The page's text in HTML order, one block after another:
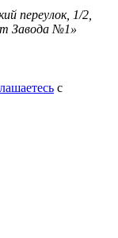
переулок, 1/2,
Завода №1»
с